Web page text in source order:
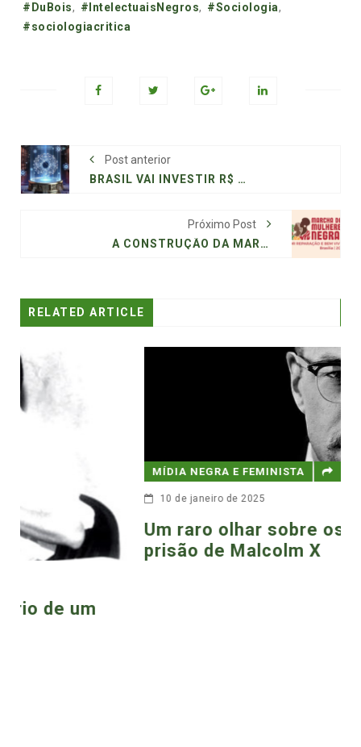
#DuBois, #IntelectuaisNegros, #Sociologia,
#sociologiacritica
Post anterior
BRASIL VAI INVESTIR R$ 5 BILHÕES EM COMPUTAÇÃO QUÂNTICA ATÉ 2034
Próximo Post
A CONSTRUÇÃO DA MARCHA NACIONAL DAS MULHERES NEGRAS E A ESQUERDA
RELATED ARTICLE
MÍDIA NEGRA E FEMINISTA
10 de janeiro de 2025
Um raro olhar sobre os anos de
prisão de Malcolm X